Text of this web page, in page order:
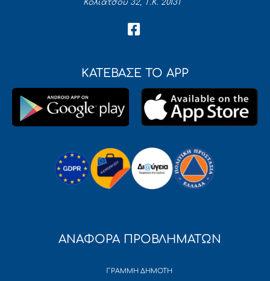
Κολιάτσου 32, Τ.Κ. 20131
ΚΑΤΕΒΑΣΕ ΤΟ APP
ΑΝΑΦΟΡΑ ΠΡΟΒΛΗΜΑΤΩΝ
ΓΡΑΜΜΗ ΔΗΜΟΤΗ